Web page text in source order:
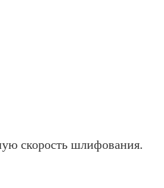
скорость шлифования.